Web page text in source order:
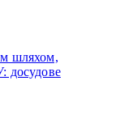
шляхом,
досудове